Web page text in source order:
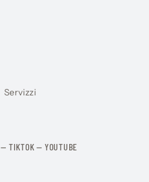
Servizzi
— TIKTOK — YOUTUBE